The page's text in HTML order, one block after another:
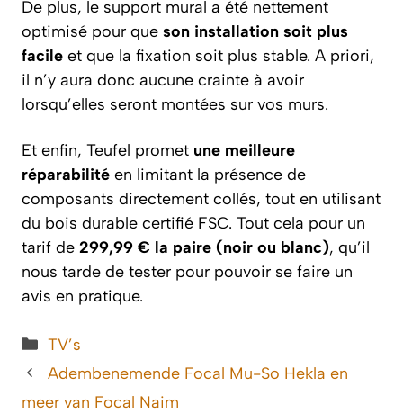
De plus, le support mural a été nettement
optimisé pour que son installation soit plus
facile et que la fixation soit plus stable. A priori,
il n’y aura donc aucune crainte à avoir
lorsqu’elles seront montées sur vos murs.
Et enfin, Teufel promet une meilleure
réparabilité en limitant la présence de
composants directement collés, tout en utilisant
du bois durable certifié FSC. Tout cela pour un
tarif de 299,99 € la paire (noir ou blanc), qu’il
nous tarde de tester pour pouvoir se faire un
avis en pratique.
Categorieën
TV’s
Adembenemende Focal Mu-So Hekla en
meer van Focal Naim